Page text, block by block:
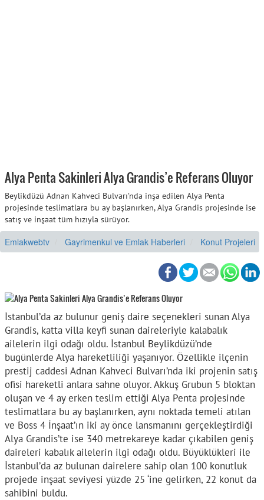
Alya Penta Sakinleri Alya Grandis’e Referans Oluyor
Beylikdüzü Adnan Kahveci Bulvarı’nda inşa edilen Alya Penta
projesinde teslimatlara bu ay başlanırken, Alya Grandis projesinde ise
satış ve inşaat tüm hızıyla sürüyor.
Emlakwebtv Gayrimenkul ve Emlak Haberleri Konut Projeleri
İstanbul’da az bulunur geniş daire seçenekleri sunan Alya
Grandis, katta villa keyfi sunan daireleriyle kalabalık
ailelerin ilgi odağı oldu. İstanbul Beylikdüzü’nde
bugünlerde Alya hareketliliği yaşanıyor. Özellikle ilçenin
prestij caddesi Adnan Kahveci Bulvarı’nda iki projenin satış
ofisi hareketli anlara sahne oluyor. Akkuş Grubun 5 bloktan
oluşan ve 4 ay erken teslim ettiği Alya Penta projesinde
teslimatlara bu ay başlanırken, aynı noktada temeli atılan
ve Boss 4 İnşaat’ın iki ay önce lansmanını gerçekleştirdiği
Alya Grandis’te ise 340 metrekareye kadar çıkabilen geniş
daireleri kabalık ailelerin ilgi odağı oldu. Büyüklükleri ile
İstanbul’da az bulunan dairelere sahip olan 100 konutluk
projede inşaat seviyesi yüzde 25 ‘ine gelirken, 22 konut da
sahibini buldu.